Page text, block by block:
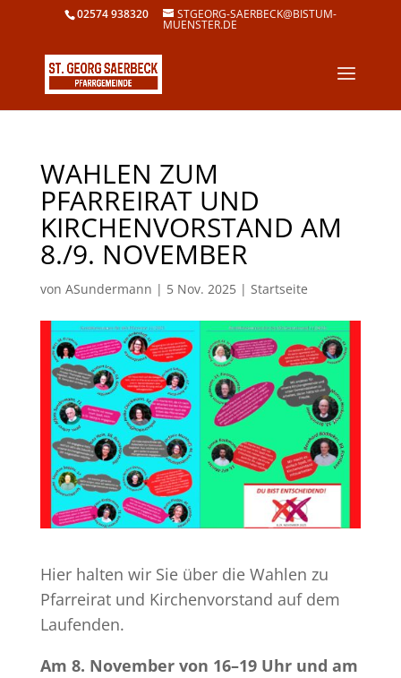
02574 938320 STGEORG-SAERBECK@BISTUM-
MUENSTER.DE
WAHLEN ZUM
PFARREIRAT UND
KIRCHENVORSTAND AM
8./9. NOVEMBER
von ASundermann | 5 Nov. 2025| Startseite
Hier halten wir Sie über die Wahlen zu
Pfarreirat und Kirchenvorstand auf dem
Laufenden.
Am 8. November von 16–19 Uhr und am